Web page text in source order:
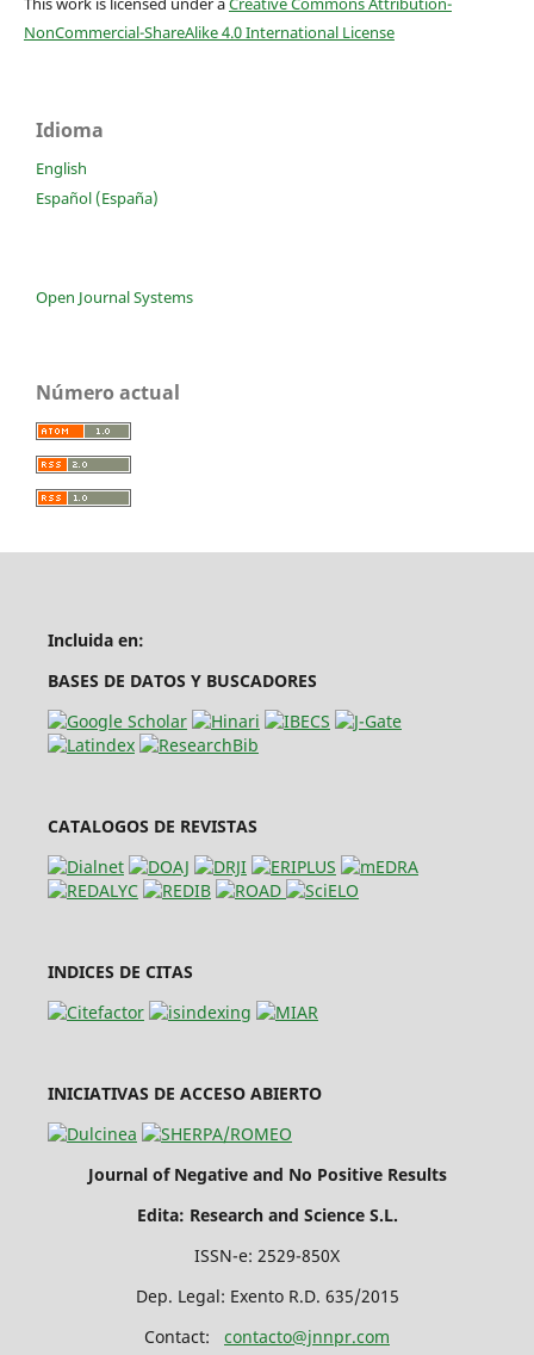
NonCommercial-ShareAlike 4.0 International License
Idioma
English
Español (España)
Open Journal Systems
Número actual
Incluida en:
BASES DE DATOS Y BUSCADORES
CATALOGOS DE REVISTAS
INDICES DE CITAS
INICIATIVAS DE ACCESO ABIERTO
Journal of Negative and No Positive Results
Edita: Research and Science S.L.
ISSN-e: 2529-850X
Dep. Legal: Exento R.D. 635/2015
Contact: contacto@jnnpr.com